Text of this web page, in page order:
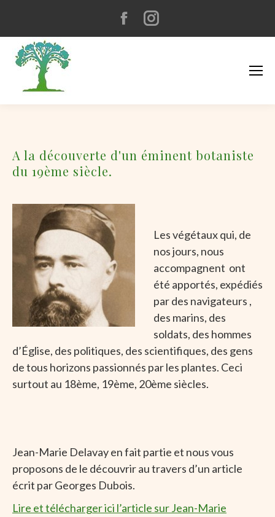
Facebook
page page
A la découverte d'un éminent botaniste
du 19ème siècle.
Les végétaux qui, de
nos jours, nous
accompagnent ont
été apportés, expédiés
par des navigateurs ,
des marins, des
soldats, des hommes
d’Église, des politiques, des scientifiques, des gens
de tous horizons passionnés par les plantes. Ceci
surtout au 18ème, 19ème, 20ème siècles.
Jean-Marie Delavay en fait partie et nous vous
proposons de le découvrir au travers d’un article
écrit par Georges Dubois.
Lire et télécharger ici l’article sur Jean-Marie